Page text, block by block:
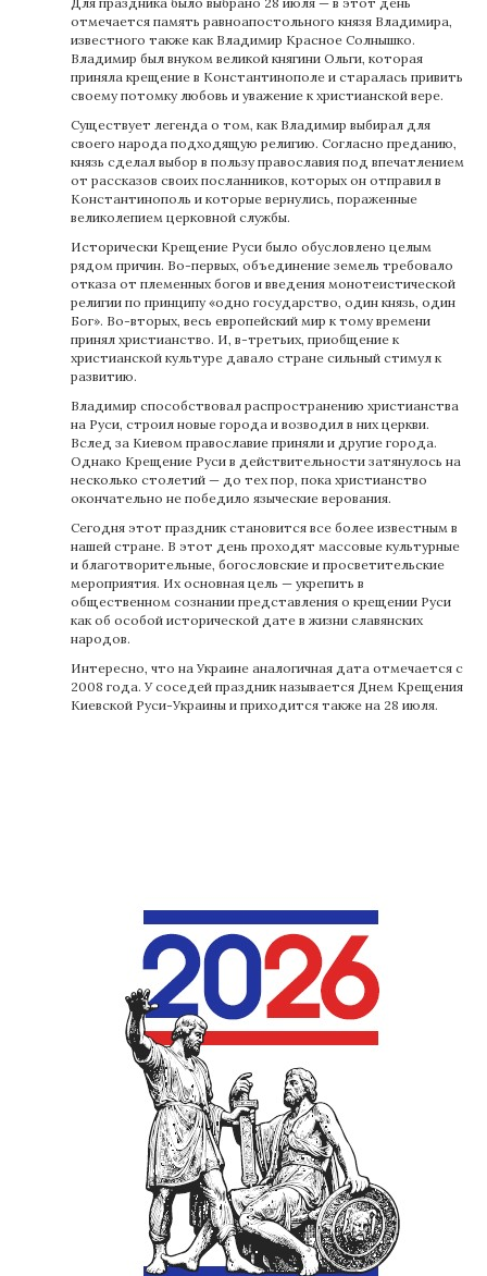
отмечается память равноапостольного князя Владимира,
известного также как Владимир Красное Солнышко.
Владимир был внуком великой княгини Ольги, которая
приняла крещение в Константинополе и старалась привить
своему потомку любовь и уважение к христианской вере.
Существует легенда о том, как Владимир выбирал для
своего народа подходящую религию. Согласно преданию,
князь сделал выбор в пользу православия под впечатлением
от рассказов своих посланников, которых он отправил в
Константинополь и которые вернулись, пораженные
великолепием церковной службы.
Исторически Крещение Руси было обусловлено целым
рядом причин. Во-первых, объединение земель требовало
отказа от племенных богов и введения монотеистической
религии по принципу «одно государство, один князь, один
Бог». Во-вторых, весь европейский мир к тому времени
принял христианство. И, в-третьих, приобщение к
христианской культуре давало стране сильный стимул к
развитию.
Владимир способствовал распространению христианства
на Руси, строил новые города и возводил в них церкви.
Вслед за Киевом православие приняли и другие города.
Однако Крещение Руси в действительности затянулось на
несколько столетий — до тех пор, пока христианство
окончательно не победило языческие верования.
Сегодня этот праздник становится все более известным в
нашей стране. В этот день проходят массовые культурные
и благотворительные, богословские и просветительские
мероприятия. Их основная цель — укрепить в
общественном сознании представления о крещении Руси
как об особой исторической дате в жизни славянских
народов.
Интересно, что на Украине аналогичная дата отмечается с
2008 года. У соседей праздник называется Днем Крещения
Киевской Руси-Украины и приходится также на 28 июля.